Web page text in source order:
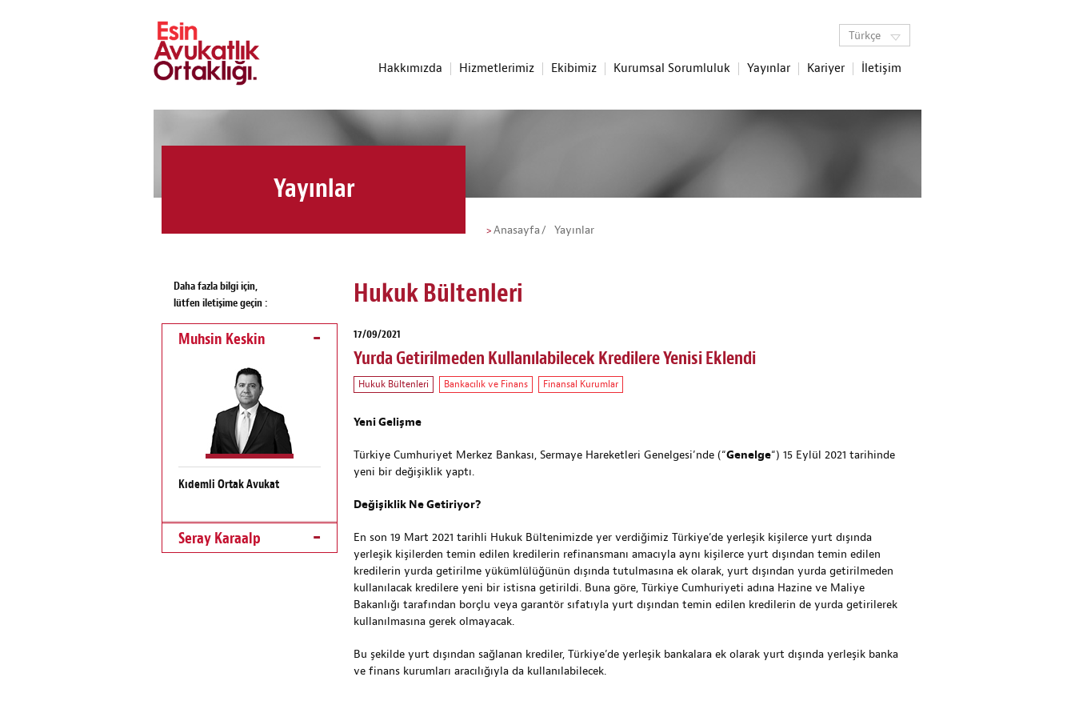
Türkçe
Hakkımızda Hizmetlerimiz Ekibimiz Kurumsal Sorumluluk Yayınlar Kariyer İletişim
Anasayfa Yayınlar
Yayınlar
Daha fazla bilgi için,
lütfen iletişime geçin :
Muhsin Keskin
Kıdemli Ortak Avukat
Seray Karaalp
Hukuk Bültenleri
17/09/2021
Yurda Getirilmeden Kullanılabilecek Kredilere Yenisi Eklendi
Hukuk Bültenleri Bankacılık ve Finans Finansal Kurumlar
Yeni Gelişme
Türkiye Cumhuriyet Merkez Bankası, Sermaye Hareketleri Genelgesi’nde (“Genelge“) 15 Eylül 2021 tarihinde
yeni bir değişiklik yaptı.
Değişiklik Ne Getiriyor?
En son 19 Mart 2021 tarihli Hukuk Bültenimizdeyer verdiğimiz Türkiye’de yerleşik kişilerce yurt dışında
yerleşik kişilerden temin edilen kredilerin refinansmanı amacıyla aynı kişilerce yurt dışından temin edilen
kredilerin yurda getirilme yükümlülüğünün dışında tutulmasına ek olarak, yurt dışından yurda getirilmeden
kullanılacak kredilere yeni bir istisna getirildi. Buna göre, Türkiye Cumhuriyeti adına Hazine ve Maliye
Bakanlığı tarafından borçlu veya garantör sıfatıyla yurt dışından temin edilen kredilerin de yurda getirilerek
kullanılmasına gerek olmayacak.
Bu şekilde yurt dışından sağlanan krediler, Türkiye’de yerleşik bankalara ek olarak yurt dışında yerleşik banka
ve finans kurumları aracılığıyla da kullanılabilecek.